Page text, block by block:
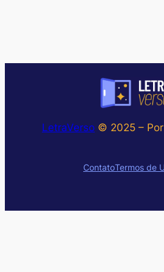
LetraVerso © 2025 – Por
ContatoTermos de